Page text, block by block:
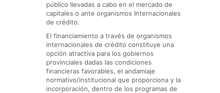
público llevadas a cabo en el mercado de
capitales o ante organismos Internacionales
de crédito.
El financiamiento a través de organismos
internacionales de crédito constituye una
opción atractiva para los gobiernos
provinciales dadas las condiciones
financieras favorables, el andamiaje
normativo/institucional que proporciona y la
incorporación, dentro de los programas de